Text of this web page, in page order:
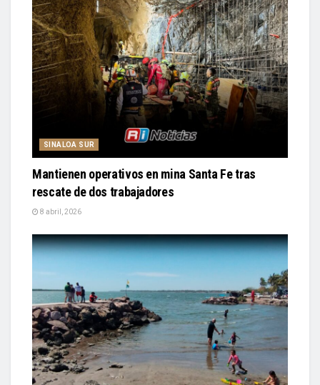
SINALOA SUR
Mantienen operativos en mina Santa Fe tras
rescate de dos trabajadores
8 abril, 2026